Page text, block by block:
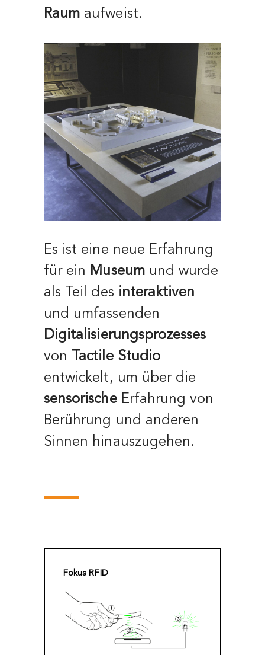
Raum aufweist.
Es ist eine neue Erfahrung
für ein Museumund wurde
als Teil des interaktiven
und umfassenden
Digitalisierungsprozesses
von
Tactile Studio
entwickelt, um über die
sensorischeErfahrung von
Berührung und anderen
Sinnen hinauszugehen.
Fokus RFID